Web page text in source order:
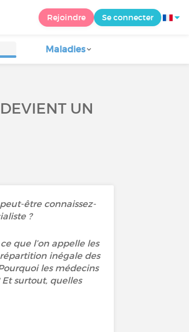
Rejoindre Se connecter
Maladies
UN
être connaissez-
?
que l’on appelle les
inégale des
les médecins
surtout, quelles